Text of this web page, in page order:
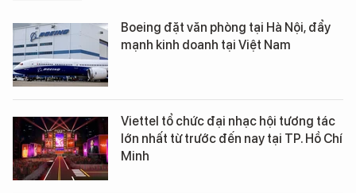
Boeing đặt văn phòng tại Hà Nội, đẩy
mạnh kinh doanh tại Việt Nam
Viettel tổ chức đại nhạc hội tương tác
lớn nhất từ trước đến nay tại TP. Hồ Chí
Minh